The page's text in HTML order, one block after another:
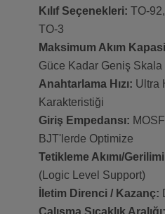
Kılıf Seçenekleri: TO-
TO-3
Maksimum Akım
Güce Kadar Geniş Skala
Anahtarlama Hızı: Ultra
Karakteristiği
Giriş Empedansı:
BJT'lerde Optimize
Tetikleme Akımı/
(Logic Level Support)
İletim Direnci / Kazanç:
Çalışma Sıcaklık Aralığı: